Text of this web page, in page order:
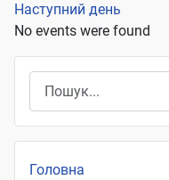
Наступний день
No events were found
Головна